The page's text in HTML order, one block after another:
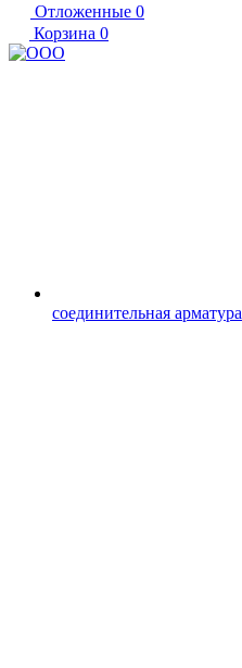
Отложенные 0
Корзина 0
соединительная арматура